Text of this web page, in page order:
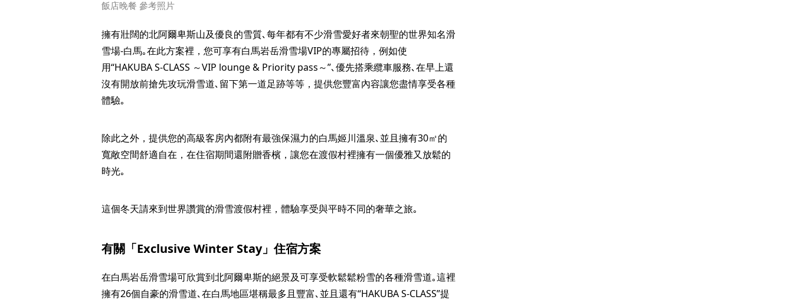
飯店晚餐 參考照片
擁有壯闊的北阿爾卑斯山及優良的雪質､每年都有不少滑雪愛好者來朝聖的世界知名滑
雪場-白馬｡在此方案裡，您可享有白馬岩岳滑雪場VIP的專屬招待，例如使
用“HAKUBA S-CLASS ～VIP lounge & Priority pass～”､優先搭乘纜車服務､在早上還
沒有開放前搶先攻玩滑雪道､留下第一道足跡等等，提供您豐富內容讓您盡情享受各種
體驗｡
除此之外，提供您的高級客房內都附有最強保濕力的白馬姬川溫泉､並且擁有30㎡的
寬敞空間舒適自在，在住宿期間還附贈香檳，讓您在渡假村裡擁有一個優雅又放鬆的
時光｡
這個冬天請來到世界讚賞的滑雪渡假村裡，體驗享受與平時不同的奢華之旅｡
有關「Exclusive Winter Stay」住宿方案
在白馬岩岳滑雪場可欣賞到北阿爾卑斯的絕景及可享受軟鬆鬆粉雪的各種滑雪道｡這裡
擁有26個自豪的滑雪道､在白馬地區堪稱最多且豐富､並且還有“HAKUBA S-CLASS”提